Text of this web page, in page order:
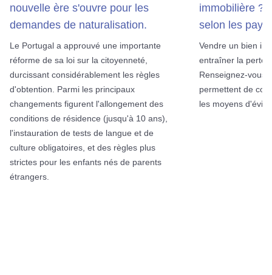
nouvelle ère s'ouvre pour les
demandes de naturalisation.
Le Portugal a approuvé une importante
réforme de sa loi sur la citoyenneté,
durcissant considérablement les règles
d'obtention. Parmi les principaux
changements figurent l'allongement des
conditions de résidence (jusqu'à 10 ans),
l'instauration de tests de langue et de
culture obligatoires, et des règles plus
strictes pour les enfants nés de parents
étrangers.
immobilière ?
selon les pays.
Vendre un bien
entraîner la perte
Renseignez-vous
permettent de
les moyens